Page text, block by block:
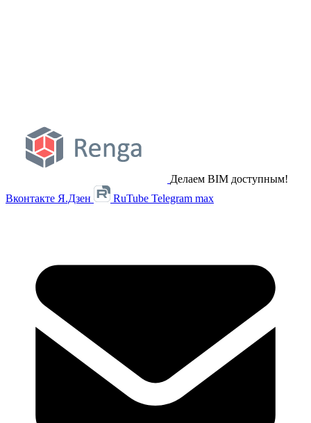
Делаем BIM доступным!
Вконтакте Я.Дзен RuTube Telegram max